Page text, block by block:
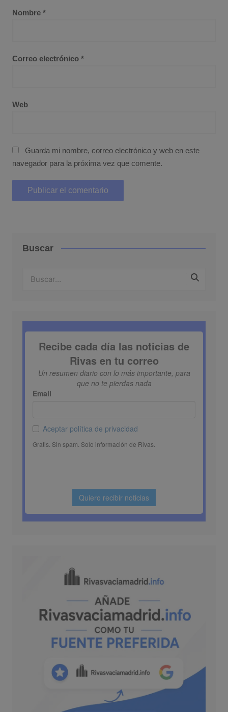
Nombre *
Correo electrónico *
Web
Guarda mi nombre, correo electrónico y web en este
navegador para la próxima vez que comente.
Buscar